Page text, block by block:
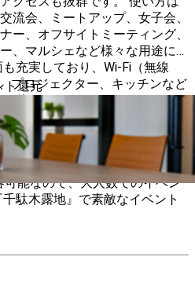
流会、ミートアップ、女子会、
ー、オフサイトミーティング、
、マルシェなど様々な用途にご
プロジェクター、キッチンなど
使っていただけるよう、セッ
す。 また、元々古民
とで、落ち着いた雰囲気と、木
になっています。 自然光もた
でゆったりとお過ごしいただけ
ト還元